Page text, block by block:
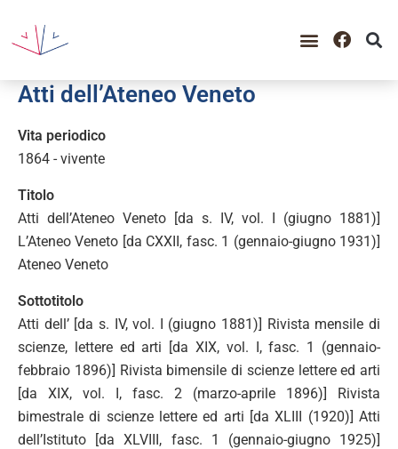
Atti dell’Ateneo Veneto
Vita periodico
1864 - vivente
Titolo
Atti dell’Ateneo Veneto [da s. IV, vol. I (giugno 1881)]
L’Ateneo Veneto [da CXXII, fasc. 1 (gennaio-giugno 1931)]
Ateneo Veneto
Sottotitolo
Atti dell’ [da s. IV, vol. I (giugno 1881)] Rivista mensile di
scienze, lettere ed arti [da XIX, vol. I, fasc. 1 (gennaio-
febbraio 1896)] Rivista bimensile di scienze lettere ed arti
[da XIX, vol. I, fasc. 2 (marzo-aprile 1896)] Rivista
bimestrale di scienze lettere ed arti [da XLIII (1920)] Atti
dell’Istituto [da XLVIII, fasc. 1 (gennaio-giugno 1925)]